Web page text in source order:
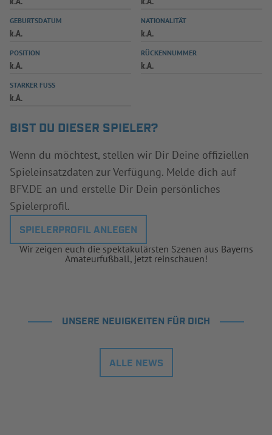
SPIELPLUS
GEBURTSDATUM
k.A.
NATIONALITÄT
k.A.
POSITION
k.A.
RÜCKENNUMMER
k.A.
STARKER FUSS
k.A.
BIST DU DIESER SPIELER?
Wenn du möchtest, stellen wir Dir Deine offiziellen
Spieleinsatzdaten zur Verfügung. Melde dich auf
BFV.DE an und erstelle Dir Dein persönliches
Spielerprofil.
SPIELERPROFIL ANLEGEN
Wir zeigen euch die spektakulärsten Szenen aus Bayerns
Amateurfußball, jetzt reinschauen!
UNSERE NEUIGKEITEN FÜR DICH
ALLE NEWS